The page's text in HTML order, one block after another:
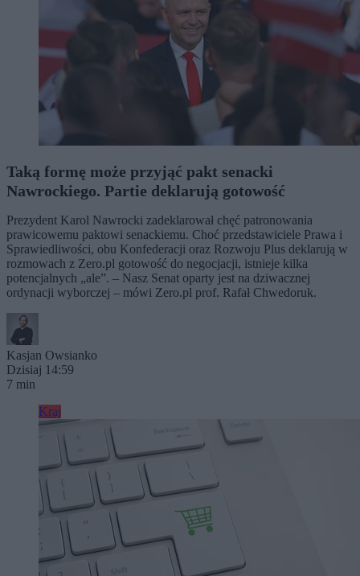
Taką formę może przyjąć pakt senacki
Nawrockiego. Partie deklarują gotowość
Prezydent Karol Nawrocki zadeklarował chęć patronowania
prawicowemu paktowi senackiemu. Choć przedstawiciele Prawa i
Sprawiedliwości, obu Konfederacji oraz Rozwoju Plus deklarują w
rozmowach z Zero.pl gotowość do negocjacji, istnieje kilka
potencjalnych „ale”. – Nasz Senat oparty jest na dziwacznej
ordynacji wyborczej – mówi Zero.pl prof. Rafał Chwedoruk.
Kasjan Owsianko
Dzisiaj 14:59
7 min
Kraj